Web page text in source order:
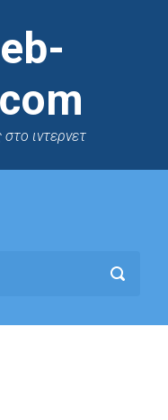
στο ιντερνετ